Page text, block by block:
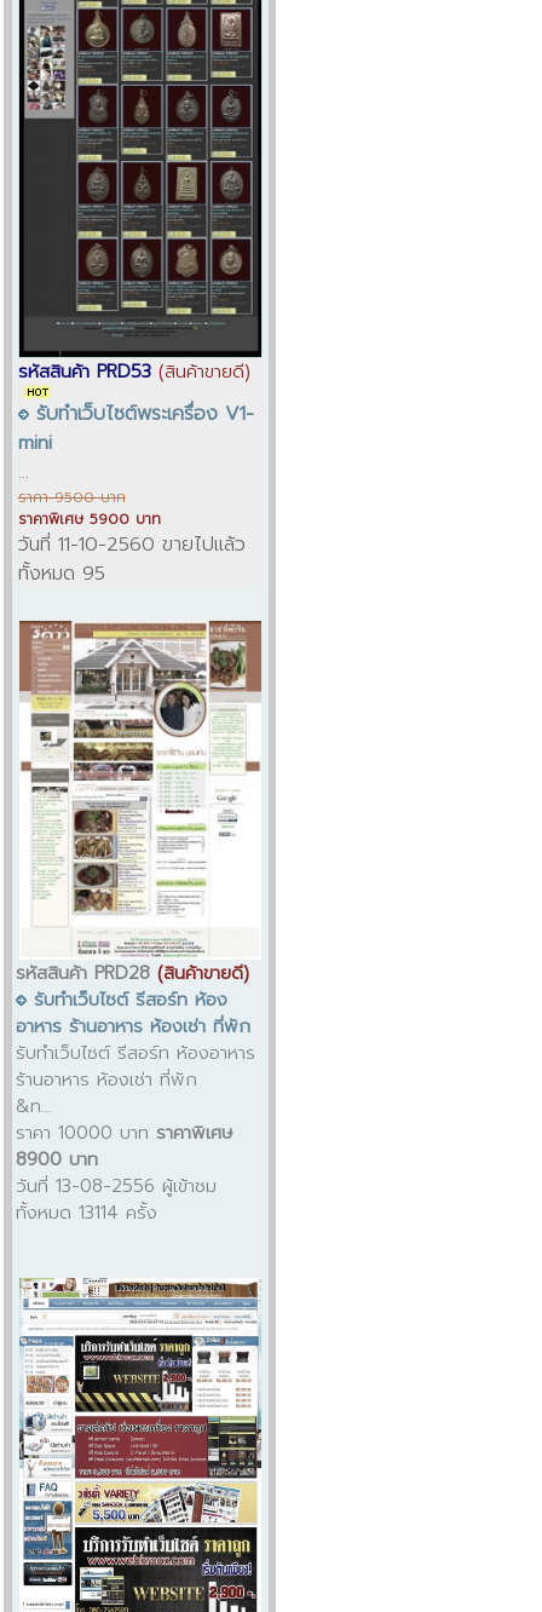
รหัสสินค้า PRD53 (สินค้าขายดี)
รับทำเว็บไซต์พระเครื่อง V1-
mini
...
ราคา 9500 บาท
ราคาพิเศษ 5900 บาท
วันที่ 11-10-2560 ขายไปแล้ว
ทั้งหมด 95
รหัสสินค้า PRD28 (สินค้าขายดี)
รับทำเว็บไซต์ รีสอร์ท ห้อง
อาหาร ร้านอาหาร ห้องเช่า ที่พัก
รับทำเว็บไซต์ รีสอร์ท ห้องอาหาร
ร้านอาหาร ห้องเช่า ที่พัก
&n...
ราคา 10000 บาท ราคาพิเศษ
8900 บาท
วันที่ 13-08-2556 ผู้เข้าชม
ทั้งหมด 13114 ครั้ง